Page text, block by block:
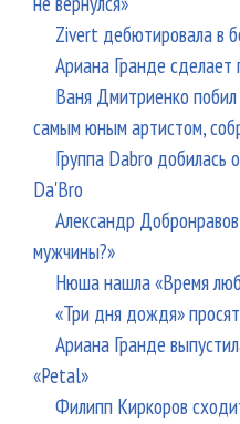
Zivert дебютировала в
Ариана Гранде сделает
Ваня Дмитриенко
самым юным артистом,
Группа Dabro
Da'Bro
Александр
мужчины?»
Нюша нашла «Время
«Три дня дождя»
Ариана Гранде
«Petal»
Филипп Киркоров